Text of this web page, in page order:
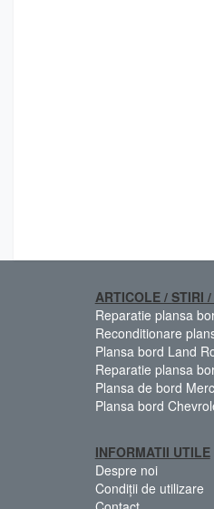
ARTICOLE / STIRI
Reparatie plansa
Reconditionare
Plansa bord Land
Reparatie plansa
Plansa de bord
Plansa bord
INFORMATII UTILE
Despre noi
Condiții de utilizare